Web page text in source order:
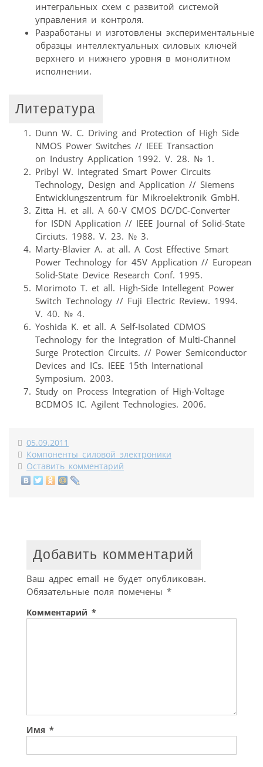
интегральных схем с развитой системой
управления и контроля.
Разработаны и изготовлены экспериментальные
образцы интеллектуальных силовых ключей
верхнего и нижнего уровня в монолитном
исполнении.
Литература
Dunn W. C. Driving and Protection of High Side
NMOS Power Switches // IEEE Transaction
on Industry Application 1992. V. 28. № 1.
Pribyl W. Integrated Smart Power Circuits
Technology, Design and Application // Siemens
Entwicklungszentrum für Mikroelektronik GmbH.
Zitta H. et all. A 60-V CMOS DC/DC-Converter
for ISDN Application // IEEE Journal of Solid-State
Circiuts. 1988. V. 23. № 3.
Marty-Blavier A. at all. А Cost Effective Smart
Power Technology for 45V Application // European
Solid-State Device Research Conf. 1995.
Morimoto T. et all. High-Side Intellegent Power
Switch Technology // Fuji Electric Review. 1994.
V. 40. № 4.
Yoshida K. et all. A Self-Isolated CDMOS
Technology for the Integration of Multi-Channel
Surge Protection Circuits. // Power Semiconductor
Devices and ICs. IEEE 15th International
Symposium. 2003.
Study on Process Integration of High-Voltage
BCDMOS IC. Agilent Technologies. 2006.
05.09.2011
Компоненты силовой электроники
Оставить комментарий
Добавить комментарий
Ваш адрес email не будет опубликован.
Обязательные поля помечены *
Комментарий *
Имя *